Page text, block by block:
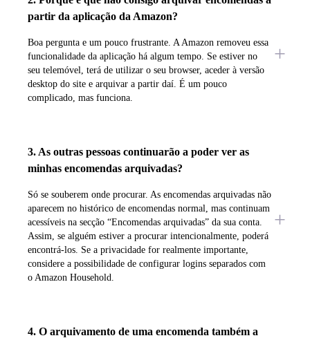
partir da aplicação da Amazon?
Boa pergunta e um pouco frustrante. A Amazon removeu essa
funcionalidade da aplicação há algum tempo. Se estiver no
seu telemóvel, terá de utilizar o seu browser, aceder à versão
desktop do site e arquivar a partir daí. É um pouco
complicado, mas funciona.
3. As outras pessoas continuarão a poder ver as
minhas encomendas arquivadas?
Só se souberem onde procurar. As encomendas arquivadas não
aparecem no histórico de encomendas normal, mas continuam
acessíveis na secção “Encomendas arquivadas” da sua conta.
Assim, se alguém estiver a procurar intencionalmente, poderá
encontrá-los. Se a privacidade for realmente importante,
considere a possibilidade de configurar logins separados com
o Amazon Household.
4. O arquivamento de uma encomenda também a